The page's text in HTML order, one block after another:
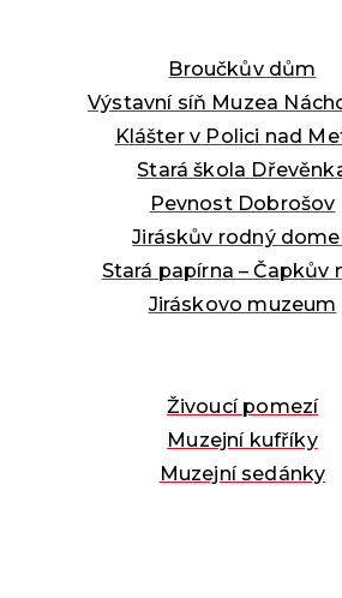
Broučkův dům
Výstavní síň Muzea
Klášter v Polici nad
Stará škola
Pevnost Dobrošov
Jiráskův rodný
Stará papírna – Čapkův
Jiráskovo muzeum
Živoucí pomezí
Muzejní kufříky
Muzejní sedánky